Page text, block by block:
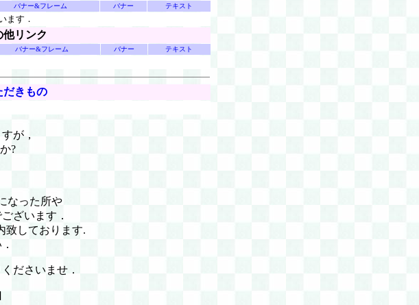
バナー&フレーム バナー テキスト
ます．
他リンク
バナー&フレーム バナー テキスト
だきもの
が，
?
なった所や
ざいます．
致しております.
ださいませ．